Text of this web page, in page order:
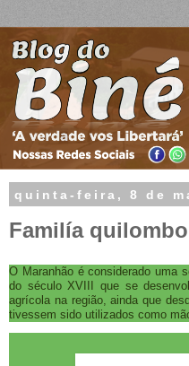
quinta-feira, 8 de
Familía
O Maranhão é considerado uma
do século XVIII que se
agrícola na região, ainda que
tivessem sido utilizados como